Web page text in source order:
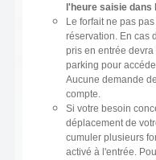
l'heure saisie
Le forfait ne pas
réservation. En cas
pris en entrée
parking pour
Aucune demande
compte.
Si votre besoin
déplacement de
cumuler plusieurs
activé à l'entrée.